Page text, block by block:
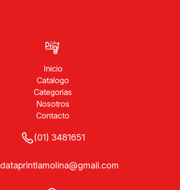
Inicio
Catalogo
Categorias
Nosotros
Contacto
(01) 3481651
dataprintlamolina@gmail.com